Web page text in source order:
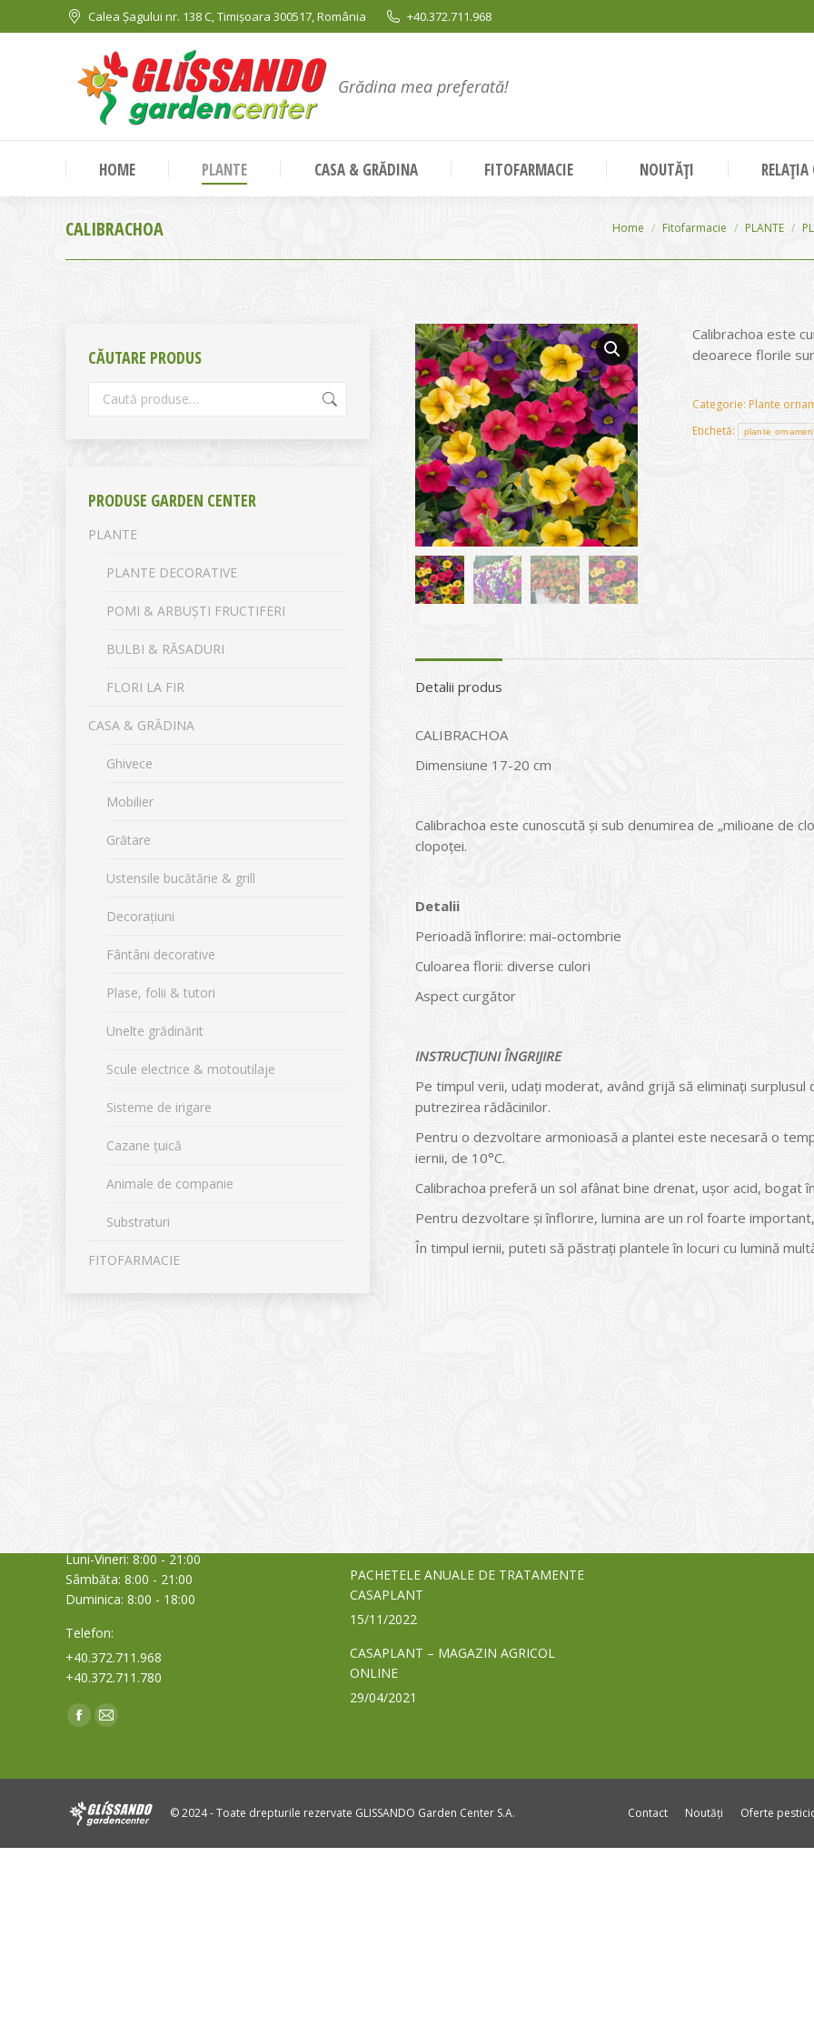
Calea Șagului nr. 138 C, Timișoara 300517, România +40.372.711.968
Grădina mea preferată!
HOME PLANTE CASA & GRĂDINA FITOFARMACIE NOUTĂȚI
CALIBRACHOA You are here:
Home Fitofarmacie PLANTE
Calibrachoa este
deoarece florile
Categorie: Plante
Etichetă:
plante
Detalii produs
CALIBRACHOA
Dimensiune 17-20 cm
Calibrachoa este cunoscută şi sub denumirea de „milioane de
clopoţei.
Detalii
Perioadă înflorire: mai-octombrie
Culoarea florii: diverse culori
Aspect curgător
INSTRUCŢIUNI ÎNGRIJIRE
Pe timpul verii, udați moderat, având grijă să eliminați
putrezirea rădăcinilor.
Pentru o dezvoltare armonioasă a plantei este necesară o
iernii, de 10°C.
Calibrachoa preferă un sol afânat bine drenat, uşor acid, bogat
Pentru dezvoltare şi înflorire, lumina are un rol foarte
În timpul iernii, puteti să păstrați plantele în locuri cu lumină
CĂUTARE PRODUS
PRODUSE GARDEN CENTER
PLANTE
PLANTE DECORATIVE
POMI & ARBUȘTI FRUCTIFERI
BULBI & RĂSADURI
FLORI LA FIR
CASA & GRĂDINA
Ghivece
Mobilier
Grătare
Ustensile bucătărie & grill
Decorațiuni
Fântâni decorative
Plase, folii & tutori
Unelte grădinărit
Scule electrice & motoutilaje
Sisteme de irigare
Cazane țuică
Animale de companie
Substraturi
FITOFARMACIE
Luni-Vineri: 8:00 - 21:00
Sâmbăta: 8:00 - 21:00
Duminica: 8:00 - 18:00
Telefon:
+40.372.711.968
+40.372.711.780
Find us on:
Facebook
new
Mail
new
PACHETELE ANUALE DE TRATAMENTE
CASAPLANT
15/11/2022
CASAPLANT – MAGAZIN AGRICOL
ONLINE
29/04/2021
© 2024 - Toate drepturile rezervate GLISSANDO Garden Center S.A. Contact Noutăți Oferte